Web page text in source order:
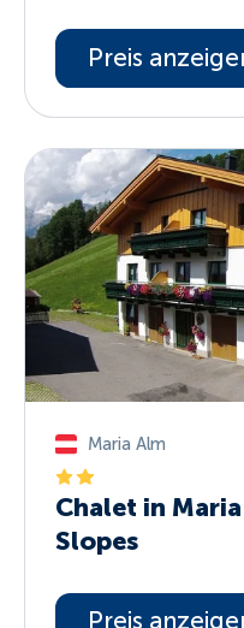
Preis
Maria Alm
Chalet in
Slopes
Preis